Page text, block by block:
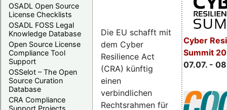
OSADL Open Source
License Checklists
OSADL FOSS Legal
Knowledge Database
Open Source License
Compliance Tool
Support
OSSelot – The Open
Source Curation
Database
CRA Compliance
Support Projects
Cyber
Summit
07.07. -
Die EU schafft mit
dem Cyber
Resilience Act
(CRA) künftig
einen
verbindlichen
Rechtsrahmen für